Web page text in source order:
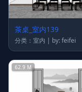
茶桌_室内139
分类：室内 | by: feifei
62.9 M